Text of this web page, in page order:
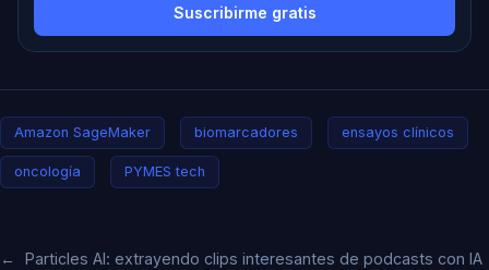
Suscribirme gratis
Amazon SageMaker biomarcadores ensayos clínicos
oncología PYMES tech
←
Particles AI: extrayendo clips interesantes de podcasts con IA